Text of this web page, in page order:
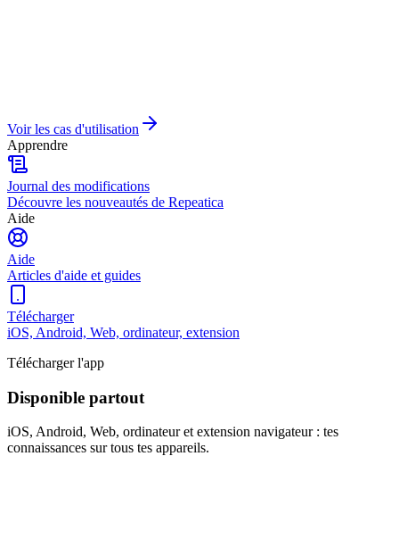
Voir les cas d'utilisation
Apprendre
Journal des modifications
Découvre les nouveautés de Repeatica
Aide
Aide
Articles d'aide et guides
Télécharger
iOS, Android, Web, ordinateur, extension
Télécharger l'app
Disponible partout
iOS, Android, Web, ordinateur et extension navigateur : tes
connaissances sur tous tes appareils.